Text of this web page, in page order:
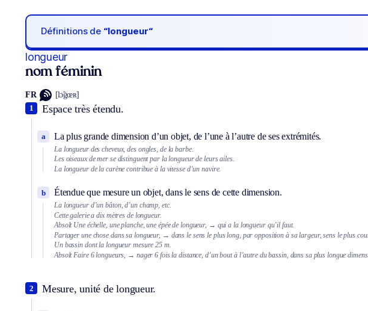
Définitions de “longueur“
longueur
nom féminin
FR [lɔ̃gœʀ]
Espace très étendu.
1
La plus grande dimension d’un objet, de l’une à l’autre de ses extrémités.
a
La longueur des cheveux, des ongles, de la barbe.
Les oiseaux de mer se distinguent par la longueur de leurs ailes.
La longueur de la carène contribue à la vitesse d’un navire.
Étendue que mesure un objet, dans le sens de cette dimension.
b
La longueur d’un bâton, d’un champ, etc.
Cette galerie a dix mètres de longueur.
Absolt Une échelle, une planche, une épée de longueur, → qui a la longueur qu’il faut.
Partager une chose dans sa longueur, → dans le sens le plus long, par opposition à sa largeur, sens le plus
Un bassin dont la longueur mesure 25 m.
Absolt Faire 6 longueurs, → nager 6 fois la distance, d’un bout à l’autre du bassin, dans sa plus longue
Mesure, unité de longueur.
2